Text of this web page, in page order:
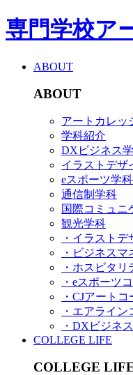
専門学校ア
ABOUT
ABOUT
アートカレッ
学科紹介
DXビジネス
イラストデザ
eスポーツ学科
通信制学科
国際コミュニ
観光学科
・イラスト
・ビジネス
・ホスピタ
・eスポーツ
・CJアートコ
・エアライン
・DXビジネ
COLLEGE LIFE
COLLEGE